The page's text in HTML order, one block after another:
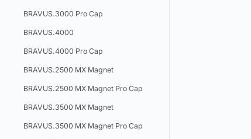
BRAVUS.3000 Pro Cap
BRAVUS.4000
BRAVUS.4000 Pro Cap
BRAVUS.2500 MX Magnet
BRAVUS.2500 MX Magnet Pro Cap
BRAVUS.3500 MX Magnet
BRAVUS.3500 MX Magnet Pro Cap